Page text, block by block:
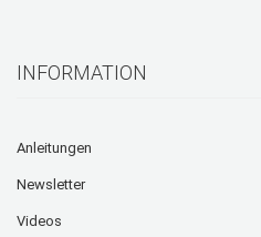
INFORMATION
Anleitungen
Newsletter
Videos